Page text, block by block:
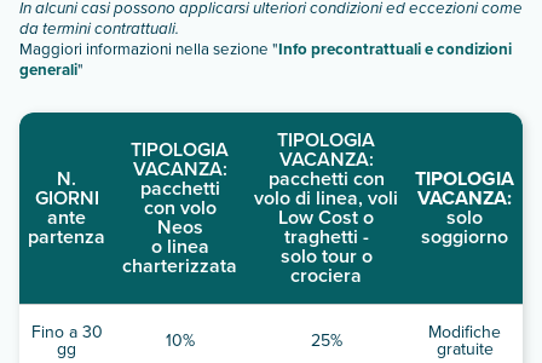
In alcuni casi possono applicarsi ulteriori condizioni ed eccezioni come
da termini contrattuali.
Maggiori informazioni nella sezione "Info precontrattuali e condizioni
generali"
N.
GIORNI
ante
partenza
TIPOLOGIA
VACANZA:
pacchetti
con volo
Neos
o linea
charterizzata
TIPOLOGIA
VACANZA:
pacchetti con
volo di linea, voli
Low Cost o
traghetti -
solo tour o
crociera
TIPOLOGIA
VACANZA:
solo
soggiorno
Fino a 30
gg 10% 25% Modifiche
gratuite